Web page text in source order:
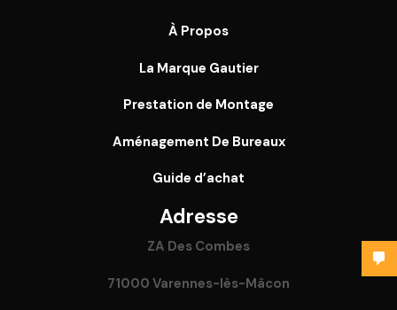
À Propos
La Marque Gautier
Prestation de Montage
Aménagement De Bureaux
Guide d’achat
Adresse
ZA Des Combes
71000 Varennes-lès-Mâcon